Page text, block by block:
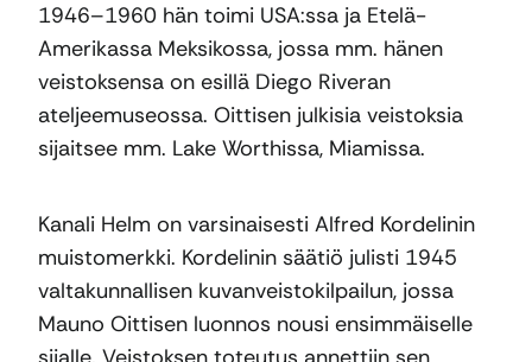
1946–1960 hän toimi USA:ssa ja Etelä-
Amerikassa Meksikossa, jossa mm. hänen
veistoksensa on esillä Diego Riveran
ateljeemuseossa. Oittisen julkisia veistoksia
sijaitsee mm. Lake Worthissa, Miamissa.
Kanali Helm on varsinaisesti Alfred Kordelinin
muistomerkki. Kordelinin säätiö julisti 1945
valtakunnallisen kuvanveistokilpailun, jossa
Mauno Oittisen luonnos nousi ensimmäiselle